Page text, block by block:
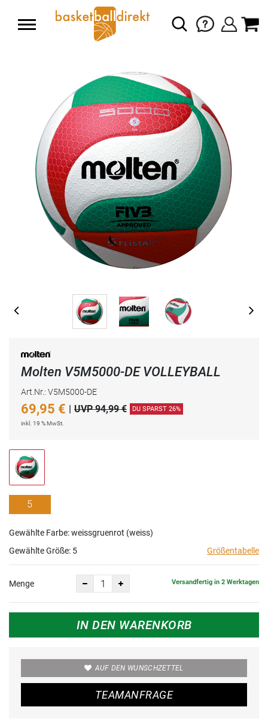
Molten V5M5000-DE VOLLEYBALL
Art.Nr.: V5M5000-DE
69,95 € | UVP 94,99 € DU SPARST 26%
inkl. 19 % MwSt.
5
Gewählte Farbe: weissgruenrot (weiss)
Gewählte Größe: 5 Größentabelle
Menge Versandfertig in 2 Werktagen
IN DEN WARENKORB
AUF DEN WUNSCHZETTEL
TEAMANFRAGE